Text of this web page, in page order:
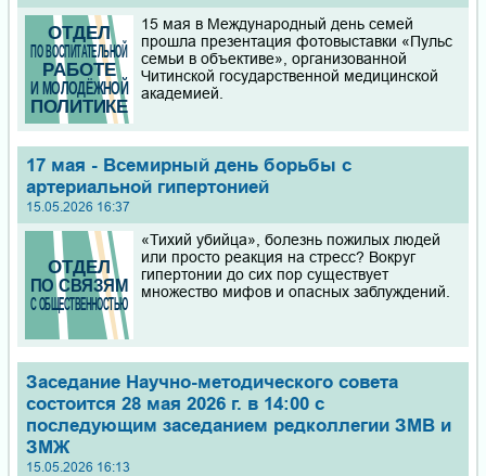
15 мая в Международный день семей
прошла презентация фотовыставки «Пульс
семьи в объективе», организованной
Читинской государственной медицинской
академией.
17 мая - Всемирный день борьбы с
артериальной гипертонией
15.05.2026 16:37
«Тихий убийца», болезнь пожилых людей
или просто реакция на стресс? Вокруг
гипертонии до сих пор существует
множество мифов и опасных заблуждений.
Заседание Научно-методического совета
состоится 28 мая 2026 г. в 14:00 с
последующим заседанием редколлегии ЗМВ и
ЗМЖ
15.05.2026 16:13